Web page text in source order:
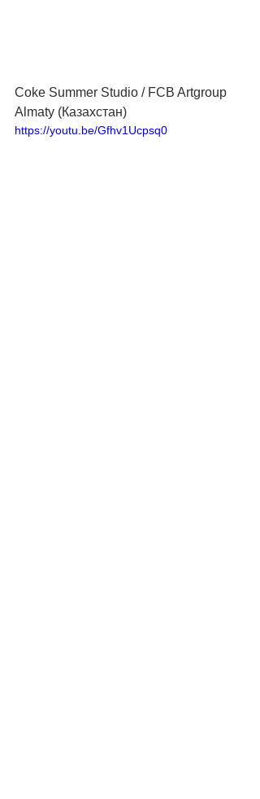
Coke Summer Studio / FCB Artgroup
Almaty (Казахстан)
https://youtu.be/Gfhv1Ucpsq0